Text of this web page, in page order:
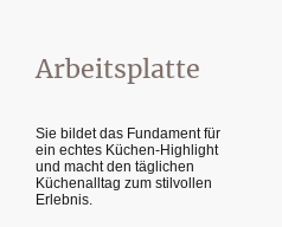
Arbeitsplatte
Sie bildet das Fundament für
ein echtes Küchen-Highlight
und macht den täglichen
Küchenalltag zum stilvollen
Erlebnis.